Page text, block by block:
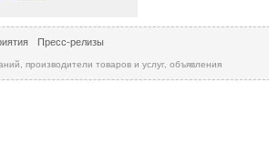
Пресс-релизы
производители товаров и услуг, объявления